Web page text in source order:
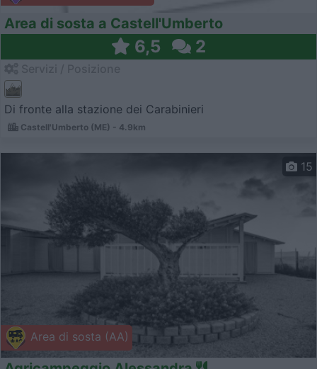
Area di sosta a Castell'Umberto
6,5 2
Di fronte alla stazione dei Carabinieri
Castell'Umberto (ME) - 4.9km
Area di sosta (AA)
15